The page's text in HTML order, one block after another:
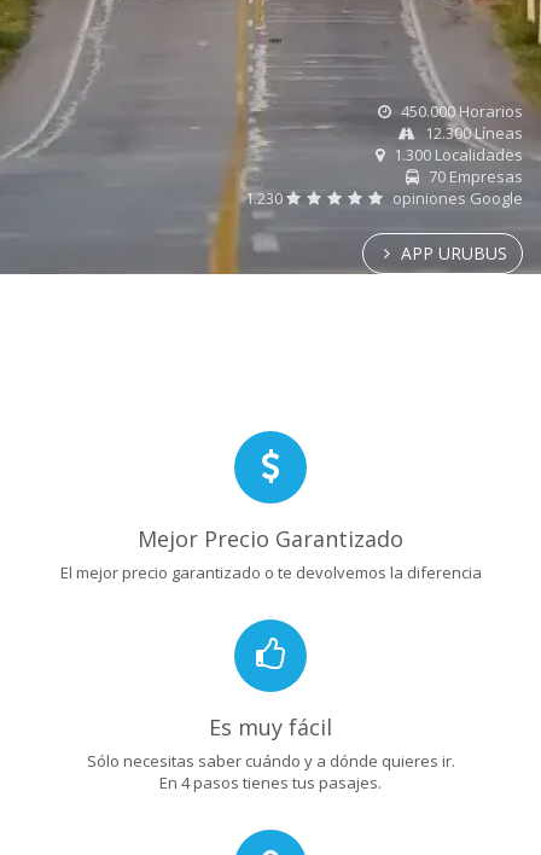
450.000 Horarios
12.300 Líneas
1.300 Localidades
70 Empresas
1.230
opiniones Google
APP URUBUS
Mejor Precio Garantizado
El mejor precio garantizado o te devolvemos la diferencia
Es muy fácil
Sólo necesitas saber cuándo y a dónde quieres ir.
En 4 pasos tienes tus pasajes.